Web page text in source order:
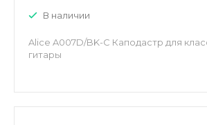
В наличии
Alice A007D/BK-C Каподастр для
гитары